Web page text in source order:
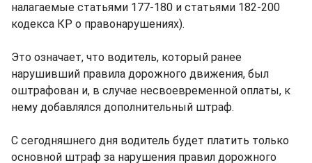
налагаемые статьями 177-180 и статьями 182-200
кодекса КР о правонарушениях).
Это означает, что водитель, который ранее
нарушивший правила дорожного движения, был
оштрафован и, в случае несвоевременной оплаты, к
нему добавлялся дополнительный штраф.
С сегодняшнего дня водитель будет платить только
основной штраф за нарушения правил дорожного